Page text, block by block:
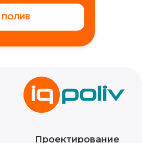
ПОЛИВ
Новости
Видео
Кейсы